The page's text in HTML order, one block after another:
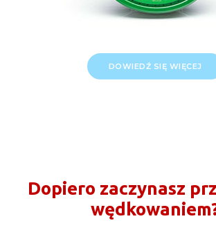
DOWIEDŹ SIĘ WIĘCEJ
Dopiero zaczynasz